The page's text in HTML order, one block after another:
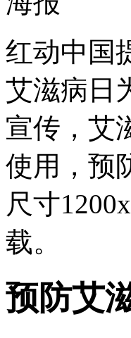
红动中国
艾滋病日
宣传，艾
使用，预
尺寸
载。
预防艾